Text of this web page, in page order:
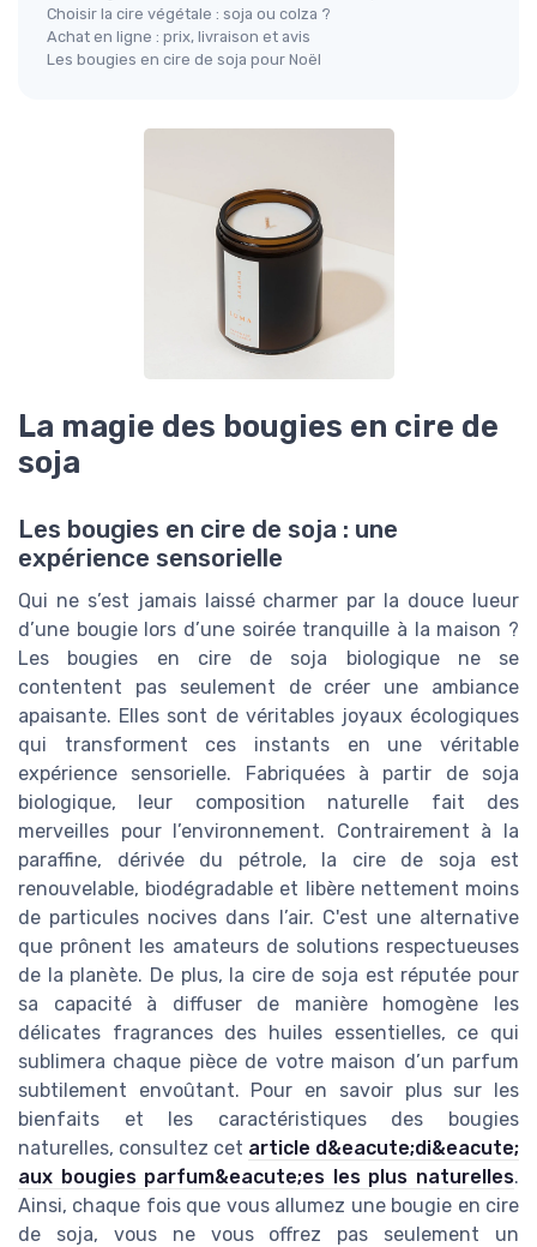
Choisir la cire végétale : soja ou colza ?
Achat en ligne : prix, livraison et avis
Les bougies en cire de soja pour Noël
La magie des bougies en cire de
soja
Les bougies en cire de soja : une
expérience sensorielle
Qui ne s’est jamais laissé charmer par la douce lueur
d’une bougie lors d’une soirée tranquille à la maison ?
Les bougies en cire de soja biologique ne se
contentent pas seulement de créer une ambiance
apaisante. Elles sont de véritables joyaux écologiques
qui transforment ces instants en une véritable
expérience sensorielle. Fabriquées à partir de soja
biologique, leur composition naturelle fait des
merveilles pour l’environnement. Contrairement à la
paraffine, dérivée du pétrole, la cire de soja est
renouvelable, biodégradable et libère nettement moins
de particules nocives dans l’air. C'est une alternative
que prônent les amateurs de solutions respectueuses
de la planète. De plus, la cire de soja est réputée pour
sa capacité à diffuser de manière homogène les
délicates fragrances des huiles essentielles, ce qui
sublimera chaque pièce de votre maison d’un parfum
subtilement envoûtant. Pour en savoir plus sur les
bienfaits et les caractéristiques des bougies
naturelles, consultez cet article d&eacute;di&eacute;
aux bougies parfum&eacute;es les plus naturelles.
Ainsi, chaque fois que vous allumez une bougie en cire
de soja, vous ne vous offrez pas seulement un